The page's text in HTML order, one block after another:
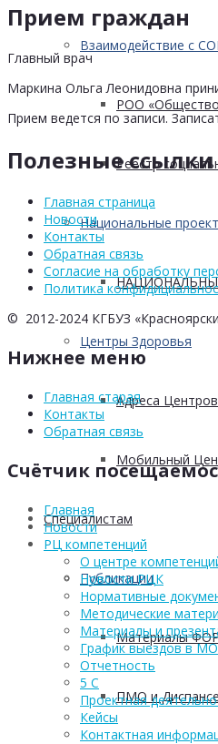
Взаимодействие с
РОО «Общество
Реестр
Национальные
Центры Здоровья
Адреса
Мобильный
Cпециалистам
Публикации
Материалы
ПМО и
Прием граждан
Главный врач
Маркина Ольга Леонидовна
Прием ведется по записи.
Полезные ссылки
Главная страница
Новости
Контакты
Обратная связь
Согласие на обработку
Политика
© 2012-2024 КГБУЗ
Нижнее меню
Главная старая
Контакты
Обратная связь
Счётчик
Главная
Новости
РЦ компетенций
О центре
Новости РЦК
Нормативные
Методические
Материалы и
График выездов в МО
Отчетность
5 С
Проектная
Кейсы
Контактная